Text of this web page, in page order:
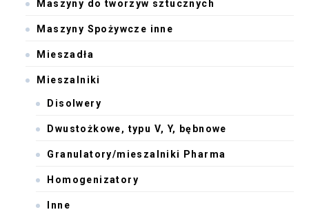
Maszyny do tworzyw sztucznych
Maszyny Spożywcze inne
Mieszadła
Mieszalniki
Disolwery
Dwustożkowe, typu V, Y, bębnowe
Granulatory/mieszalniki Pharma
Homogenizatory
Inne